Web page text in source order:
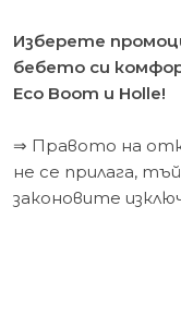
Изберете
бебето си
Eco Boom и Holle!
⇒ Правото на
не се прилага,
законовите